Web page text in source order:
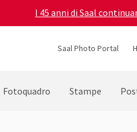
I 45 anni di Saal
Saal Photo Portal
Fotoquadro Stampe